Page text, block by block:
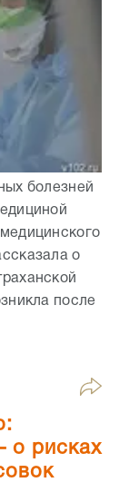
болезней
о
после
о рисках